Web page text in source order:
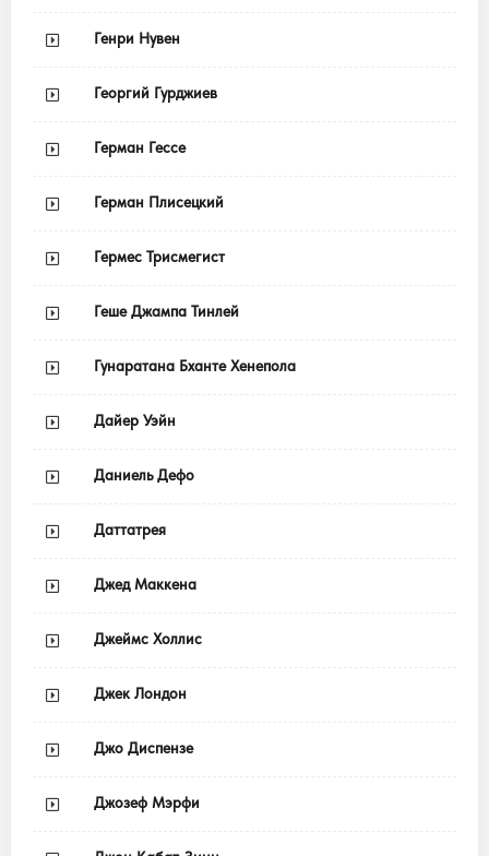
Генри Нувен
Георгий Гурджиев
Герман Гессе
Герман Плисецкий
Гермес Трисмегист
Геше Джампа Тинлей
Гунаратана Бханте Хенепола
Дайер Уэйн
Даниель Дефо
Даттатрея
Джед Маккена
Джеймс Холлис
Джек Лондон
Джо Диспензе
Джозеф Мэрфи